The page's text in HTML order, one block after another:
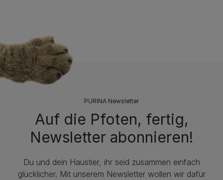
PURINA Newsletter
Auf die Pfoten, fertig,
Newsletter abonnieren!
Du und dein Haustier, ihr seid zusammen einfach
glücklicher. Mit unserem Newsletter wollen wir dafür